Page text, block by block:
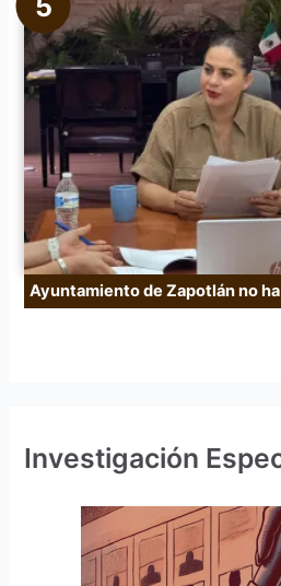
Ayuntamiento de Zapotlán no
Investigación